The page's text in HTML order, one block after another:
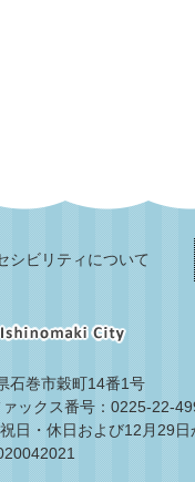
シビリティについて
石巻市穀町14番1号
ァックス番号：0225-22-
日・休日および12月29日